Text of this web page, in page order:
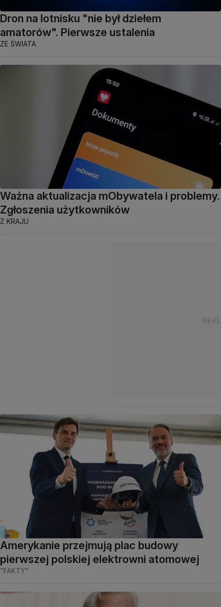
Dron na lotnisku "nie był dziełem
amatorów". Pierwsze ustalenia
ZE ŚWIATA
Ważna aktualizacja mObywatela i problemy.
Zgłoszenia użytkowników
Z KRAJU
Amerykanie przejmują plac budowy
pierwszej polskiej elektrowni atomowej
"FAKTY"